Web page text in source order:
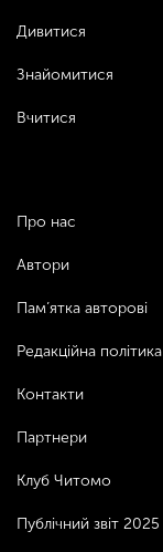
Дивитися
Знайомитися
Вчитися
Про нас
Автори
Пам’ятка авторові
Редакційна політика
Контакти
Партнери
Клуб Читомо
Публічний звіт 2025